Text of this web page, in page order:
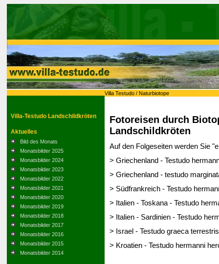
Villa Testudo / Naturbiotope
Villa-Testudo Landschildkröten
Aktuelles
Bild des Monats
Monatsbilder 2025
Monatsbilder 2024
Monatsbilder 2023
Monatsbilder 2022
Monatsbilder 2021
Monatsbilder 2020
Monatsbilder 2019
Monatsbilder 2018
Monatsbilder 2017
Monatsbilder 2016
Monatsbilder 2015
Monatsbilder 2014
Fotoreisen durch
Landschildkröten
Auf den Folgeseiten werden Sie
> Griechenland - Testudo
> Griechenland - testudo
> Südfrankreich - Testudo
> Italien - Toskana - Testudo
> Italien - Sardinien - Testudo
> Israel - Testudo graeca terrestris
> Kroatien - Testudo hermanni